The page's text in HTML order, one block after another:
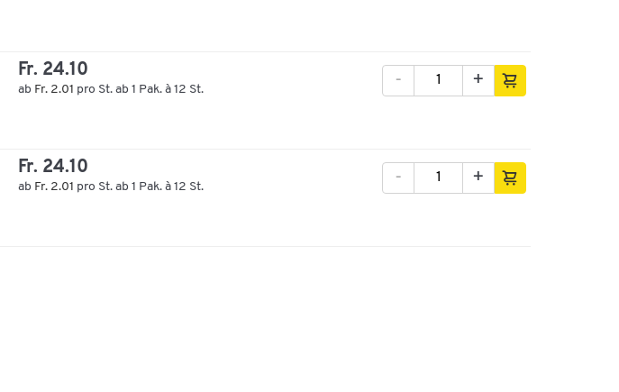
Fr. 24.10
ab Fr. 2.01 pro St. ab 1 Pak. à 12 St.
+
-
Fr. 24.10
ab Fr. 2.01 pro St. ab 1 Pak. à 12 St.
+
-